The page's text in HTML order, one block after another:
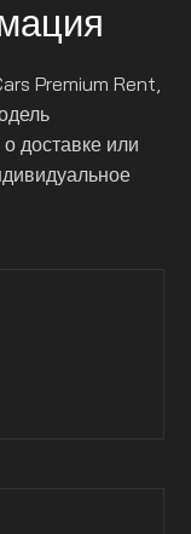
Premium Rent,
доставке или